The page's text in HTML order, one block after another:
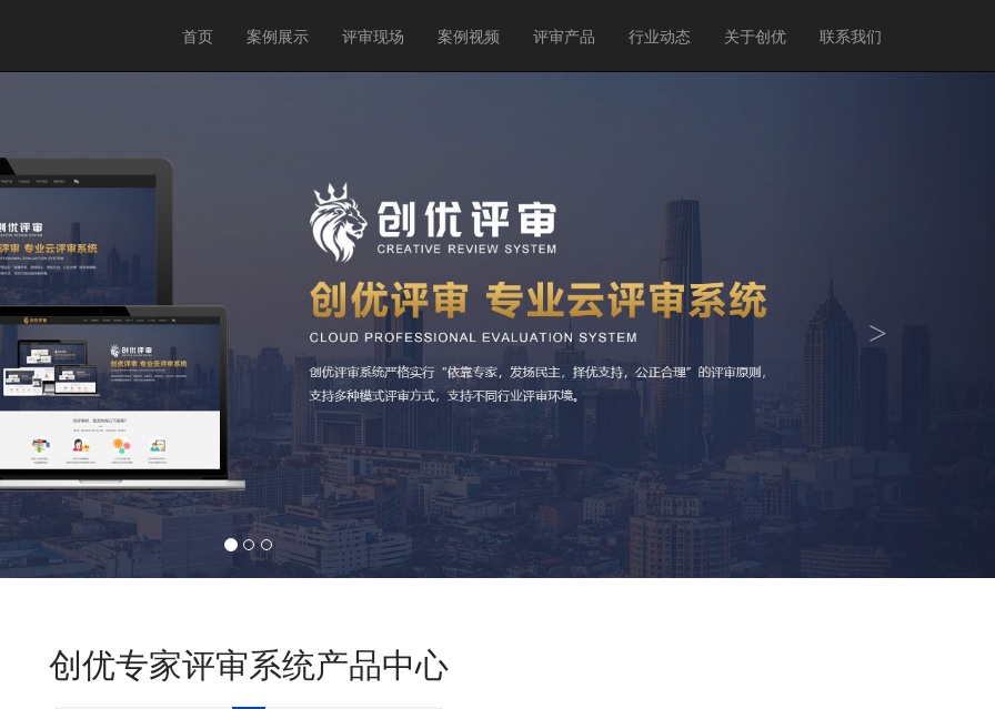
首页 案例展示 评审现场 案例视频 评审产品 行业动态 关于创优 联系我们
>
创优专家评审系统产品中心